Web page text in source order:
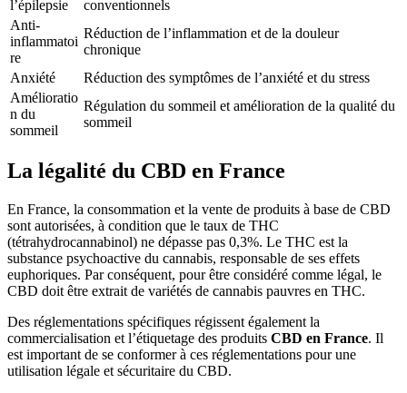
l’épilepsie
conventionnels
Anti-
inflammatoi
re
Réduction de l’inflammation et de la douleur
chronique
Anxiété
Réduction des symptômes de l’anxiété et du stress
Amélioratio
n du
sommeil
Régulation du sommeil et amélioration de la qualité du
sommeil
La légalité du CBD en France
En France, la consommation et la vente de produits à base de CBD
sont autorisées, à condition que le taux de THC
(tétrahydrocannabinol) ne dépasse pas 0,3%. Le THC est la
substance psychoactive du cannabis, responsable de ses effets
euphoriques. Par conséquent, pour être considéré comme légal, le
CBD doit être extrait de variétés de cannabis pauvres en THC.
Des réglementations spécifiques régissent également la
commercialisation et l’étiquetage des produits CBD en France. Il
est important de se conformer à ces réglementations pour une
utilisation légale et sécuritaire du CBD.